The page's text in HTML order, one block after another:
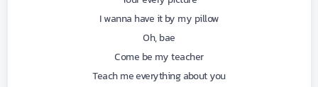
I wanna have it by my pillow
Oh, bae
Come be my teacher
Teach me everything about you